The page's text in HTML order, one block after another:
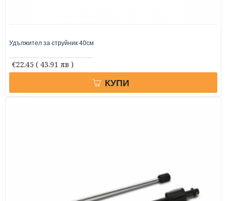
Удължител за струйник 40см
€22.45 ( 43.91 лв )
КУПИ